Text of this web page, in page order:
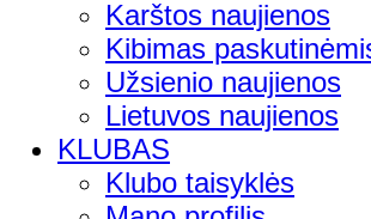
Karštos naujienos
Kibimas
Užsienio naujienos
Lietuvos naujienos
KLUBAS
Klubo taisyklės